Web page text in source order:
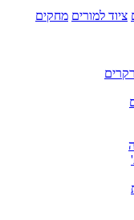
ציוד למורים מחקים